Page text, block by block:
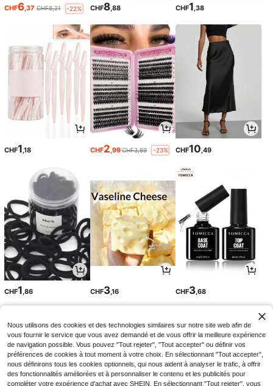
CHF6,37 CHF8,21 -22% CHF8,88 CHF1,38
CHF1 ,18 CHF2 ,99CHF3,89 -23% CHF10 ,49
CHF1 ,86 CHF3,16 CHF3 ,68
Nous utilisons des cookies et des technologies similaires sur notre site web afin de
vous fournir le service que vous avez demandé et de vous offrir la meilleure expérience
de navigation possible. Vous pouvez "Tout rejeter", "Tout accepter" ou définir vos
préférences de cookies à tout moment à votre choix. En sélectionnant "Tout accepter",
nous définirons tous les cookies optionnels, qui nous aident à analyser le trafic, à offrir
des fonctionnalités améliorées et à personnaliser le contenu et les publicités pour
compléter votre expérience d'achat avec SHEIN. En sélectionnant "Tout rejeter", vous